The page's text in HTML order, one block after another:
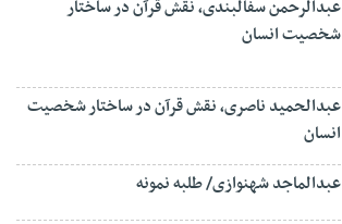
عبدالرحمن سفالبندی، نقش قرآن در ساختار
شخصیت انسان
عبدالحمید ناصری، نقش قرآن در ساختار شخصیت
انسان
عبدالماجد شهنوازی/ طلبه نمونه